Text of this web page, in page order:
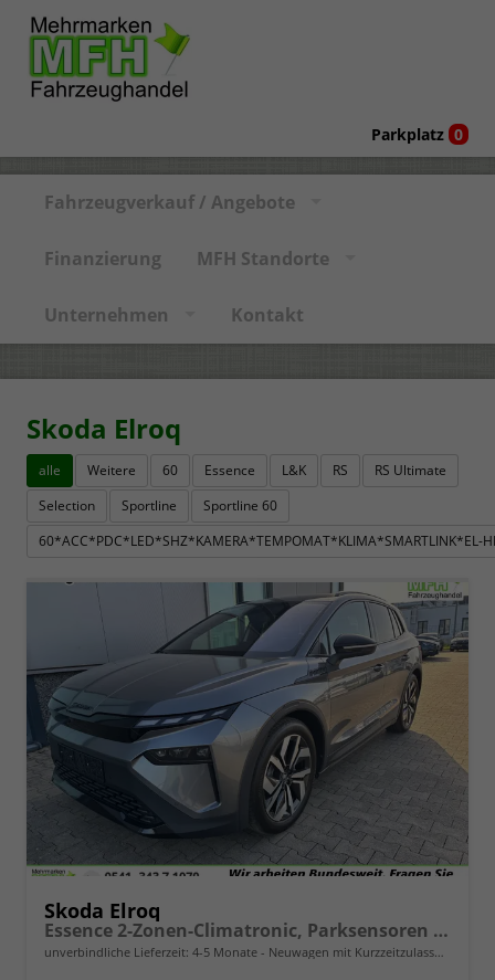
Parkplatz 0
Fahrzeugverkauf / Angebote
Finanzierung MFH Standorte
Unternehmen Kontakt
Skoda Elroq
alle Weitere 60 Essence L&K RS
RS Ultimate
Selection
Sportline
Sportline 60
60*ACC*PDC*LED*SHZ*KAMERA*TEMPOMAT*KLIMA*SMARTLINK*EL-
Skoda Elroq
Essence 2-Zonen-Climatronic, Parksensoren hinten, Rückfahrkamera, SunSet, Infotainment 13" + Smartlink, M-Lederlenkrad, Alarm, Dachreling
unverbindliche Lieferzeit: 4-5 Monate Neuwagen mit Kurzzeitzulassung